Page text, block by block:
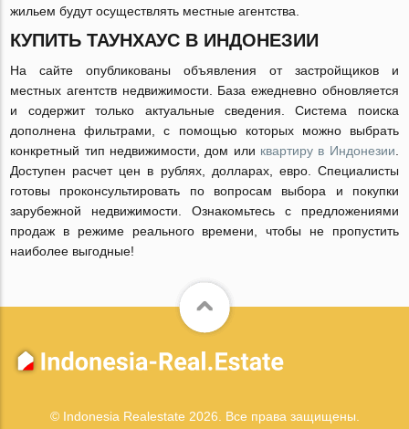
жильем будут осуществлять местные агентства.
КУПИТЬ ТАУНХАУС В ИНДОНЕЗИИ
На сайте опубликованы объявления от застройщиков и
местных агентств недвижимости. База ежедневно обновляется
и содержит только актуальные сведения. Система поиска
дополнена фильтрами, с помощью которых можно выбрать
конкретный тип недвижимости, дом или квартиру в Индонезии.
Доступен расчет цен в рублях, долларах, евро. Специалисты
готовы проконсультировать по вопросам выбора и покупки
зарубежной недвижимости. Ознакомьтесь с предложениями
продаж в режиме реального времени, чтобы не пропустить
наиболее выгодные!
© Indonesia Realestate 2026. Все права защищены.